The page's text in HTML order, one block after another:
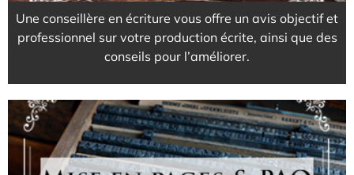
Une conseillère en écriture vous offre un avis objectif et
professionnel sur votre production écrite, ainsi que des
conseils pour l’améliorer.